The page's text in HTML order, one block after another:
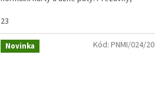
23
Novinka Kód: PNMI/024/20